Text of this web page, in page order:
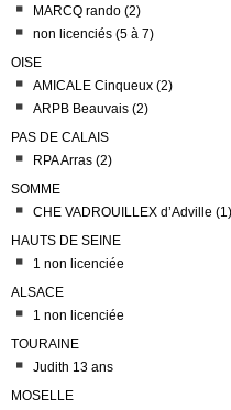
MARCQ rando (2)
non licenciés (5 à 7)
OISE
AMICALE Cinqueux (2)
ARPB Beauvais (2)
PAS DE CALAIS
RPA Arras (2)
SOMME
CHE VADROUILLEX d’Adville (1)
HAUTS DE SEINE
1 non licenciée
ALSACE
1 non licenciée
TOURAINE
Judith 13 ans
MOSELLE